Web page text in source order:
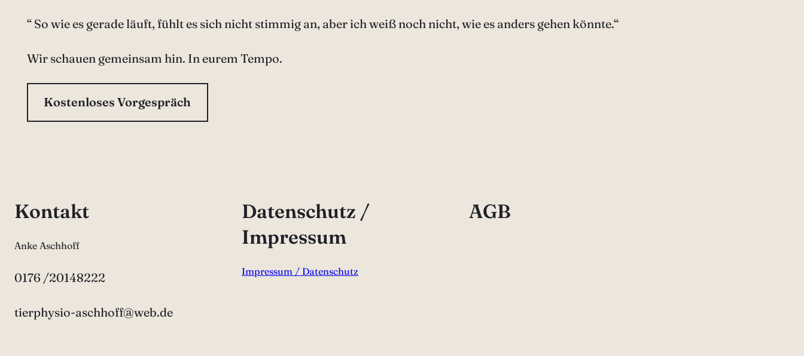
“ So wie es gerade läuft, fühlt es sich nicht stimmig an, aber ich weiß noch nicht, wie es anders gehen könnte.“
Wir schauen gemeinsam hin. In eurem Tempo.
Kostenloses Vorgespräch
Kontakt
Anke Aschhoff
0176 /20148222
tierphysio-aschhoff@web.de
Datenschutz /
Impressum
Impressum / Datenschutz
AGB